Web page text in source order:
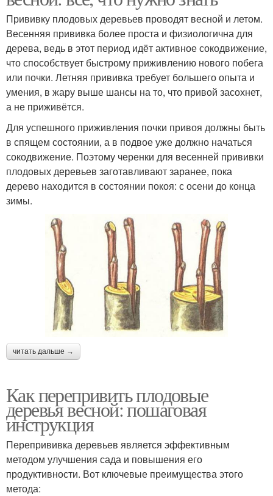
Прививку плодовых деревьев проводят весной и летом.
Весенняя прививка более проста и физиологична для
дерева, ведь в этот период идёт активное сокодвижение,
что способствует быстрому приживлению нового побега
или почки. Летняя прививка требует большего опыта и
умения, в жару выше шансы на то, что привой засохнет,
а не приживётся.
Для успешного приживления почки привоя должны быть
в спящем состоянии, а в подвое уже должно начаться
сокодвижение. Поэтому черенки для весенней прививки
плодовых деревьев заготавливают заранее, пока
дерево находится в состоянии покоя: с осени до конца
зимы.
читать дальше →
Как перепривить плодовые
деревья весной: пошаговая
инструкция
Перепрививка деревьев является эффективным
методом улучшения сада и повышения его
продуктивности. Вот ключевые преимущества этого
метода: